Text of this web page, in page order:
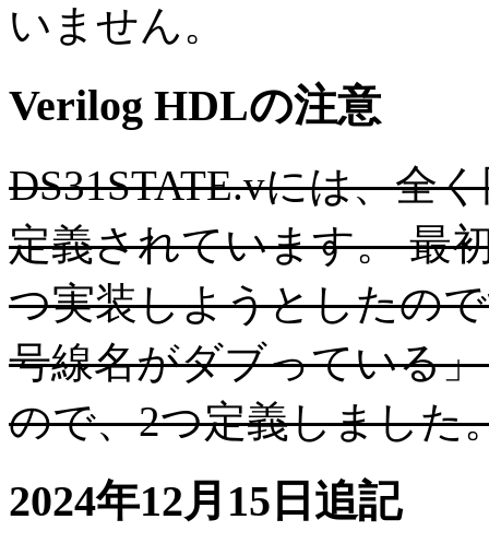
いません。
Verilog HDLの注意
DS31STATE.vには、全
定義されています。 最
つ実装しようとしたの
号線名がダブっている
ので、2つ定義しました
2024年12月15日追記